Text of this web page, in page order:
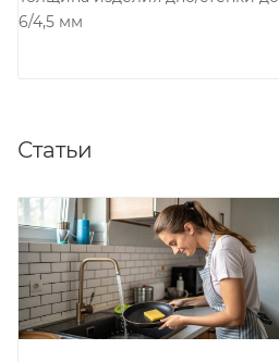
6/4,5 мм
Статьи